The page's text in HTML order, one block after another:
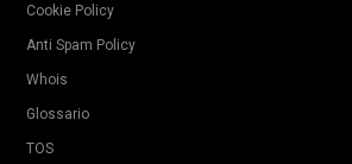
Cookie Policy
Anti Spam Policy
Whois
Glossario
TOS